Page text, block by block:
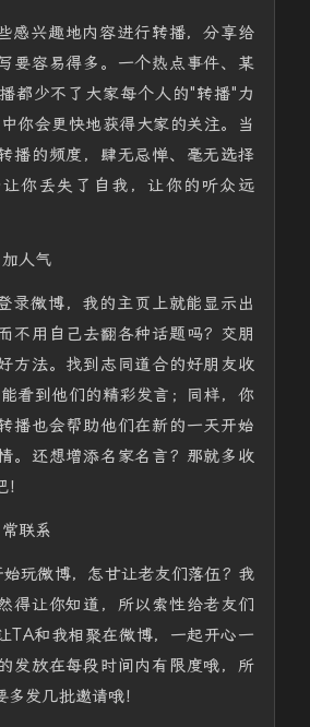
感兴趣地内容进行转播，分享给
要容易得多。一个热点事件、某
都少不了大家每个人的"转播"力
你会更快地获得大家的关注。当
播的频度，肆无忌惮、毫无选择
你丢失了自我，让你的听众远
人气
录微博，我的主页上就能显示出
不用自己去翻各种话题吗？交朋
方法。找到志同道合的好朋友收
看到他们的精彩发言；同样，你
播也会帮助他们在新的一天开始
。还想增添名家名言？那就多收
联系
始玩微博，怎甘让老友们落伍？我
得让你知道，所以索性给老友们
TA和我相聚在微博，一起开心一
发放在每段时间内有限度哦，所
发几批邀请哦！